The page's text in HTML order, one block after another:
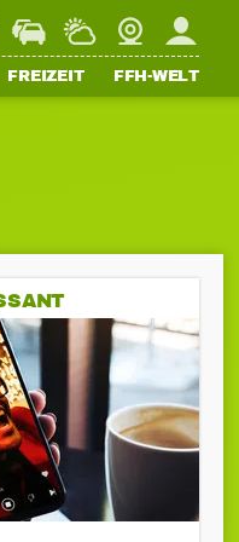
StaupilotWetterWebcamMein FFH
FREIZEIT FFH-WELT